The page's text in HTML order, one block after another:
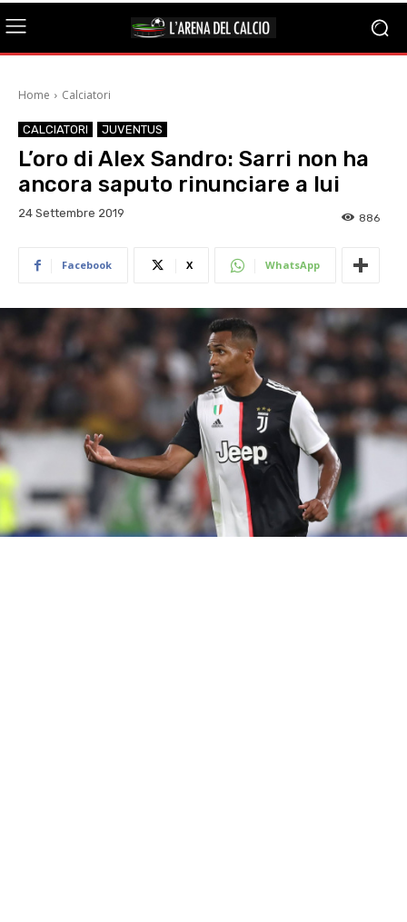
Home Calciatori
CALCIATORI JUVENTUS
L’oro di Alex Sandro: Sarri non ha
ancora saputo rinunciare a lui
24 Settembre 2019 886
Facebook X WhatsApp